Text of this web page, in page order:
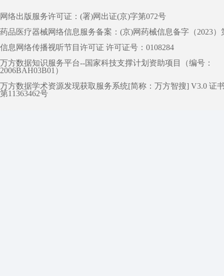
网络出版服务许可证：(署)网出证(京)字第072号
药品医疗器械网络信息服务备案：(京)网药械信息备字（2023）
信息网络传播视听节目许可证 许可证号：0108284
万方数据知识服务平台--国家科技支撑计划资助项目（编号：
2006BAH03B01）
万方数据学术资源发现获取服务系统[简称：万方智搜] V3.0 证
第11363462号